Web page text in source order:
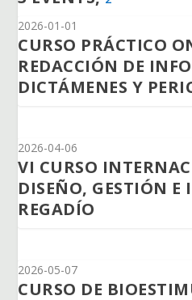
2026-01-01
CURSO PRÁCTICO
REDACCIÓN DE
DICTÁMENES Y
2026-04-06
VI CURSO
DISEÑO, GESTIÓN
REGADÍO
2026-05-07
CURSO DE